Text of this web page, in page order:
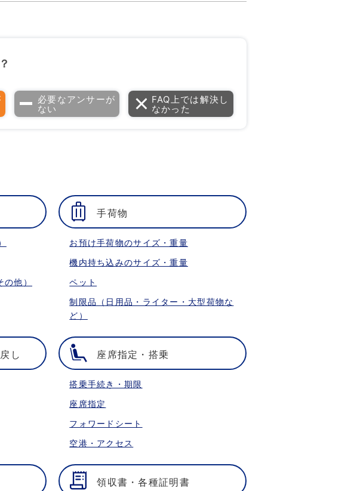
必要なアンサーが
ない
FAQ上では解決し
なかった
他）
手荷物
お預け手荷物のサイズ・重量
機内持ち込みのサイズ・重量
ペット
制限品（日用品・ライター・大型荷物な
ど）
し 座席指定・搭乗
搭乗手続き・期限
座席指定
フォワードシート
空港・アクセス
領収書・各種証明書